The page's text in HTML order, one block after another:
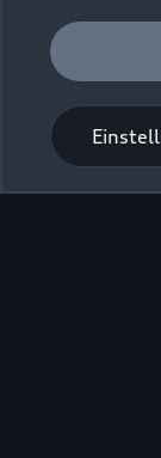
Verkauf